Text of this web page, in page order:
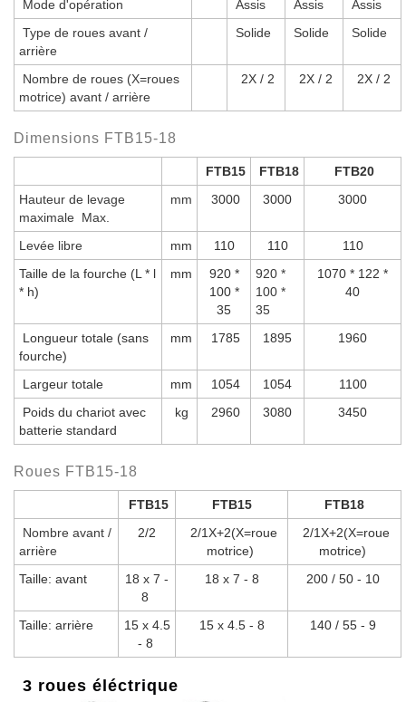
Mode d'opération
Assis Assis
Assis
Type de roues avant /
arrière
Solide Solide Solide
Nombre de roues (X=roues
motrice) avant / arrière
2X / 2 2X / 2 2X / 2
Dimensions FTB15-18
FTB15 FTB18 FTB20
Hauteur de levage
maximale Max.
mm 3000 3000 3000
Levée libre mm 110 110
110
Taille de la fourche (L * l
* h)
mm
920 *
100 *
35
920 *
100 *
35
1070 * 122 *
40
Longueur totale (sans
fourche)
mm 1785 1895 1960
Largeur totale mm 1054 1054
1100
Poids du chariot avec
batterie standard
kg 2960 3080 3450
Roues FTB15-18
FTB15 FTB15 FTB18
Nombre avant /
arrière
2/2
2/1X+2(X=roue
motrice)
2/1X+2(X=roue
motrice)
Taille: avant
18 x 7 -
8
18 x 7 - 8 200 / 50 - 10
Taille: arrière
15 x 4.5
- 8
15 x 4.5 - 8 140 / 55 - 9
3 roues éléctrique